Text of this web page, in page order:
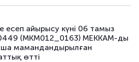
есеп айырысу күні 06 тамыз
(MKM012_0163) МЕККАМ-ды
мамандандырылған
өтті